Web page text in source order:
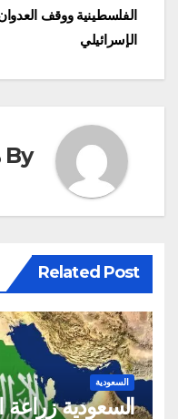
الفلسطينية ووقف
الإسرائيلي
By
Related Post
السعودية